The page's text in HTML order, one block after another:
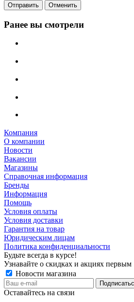
Отправить Отменить
Ранее вы смотрели
Компания
О компании
Новости
Вакансии
Магазины
Справочная информация
Бренды
Информация
Помощь
Условия оплаты
Условия доставки
Гарантия на товар
Юридическим лицам
Политика конфиденциальности
Будьте всегда в курсе!
Узнавайте о скидках и акциях первым
Новости магазина
Оставайтесь на связи